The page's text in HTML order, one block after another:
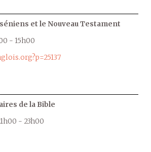
et le Nouveau Testament
- 15h00
de la Bible
- 23h00